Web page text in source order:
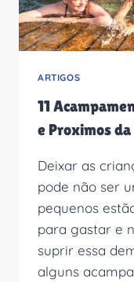
NÃO
A
O
ARTIGOS
11
e Proximos
Deixar as
pode não ser
pequenos
para gastar e
suprir essa
alguns